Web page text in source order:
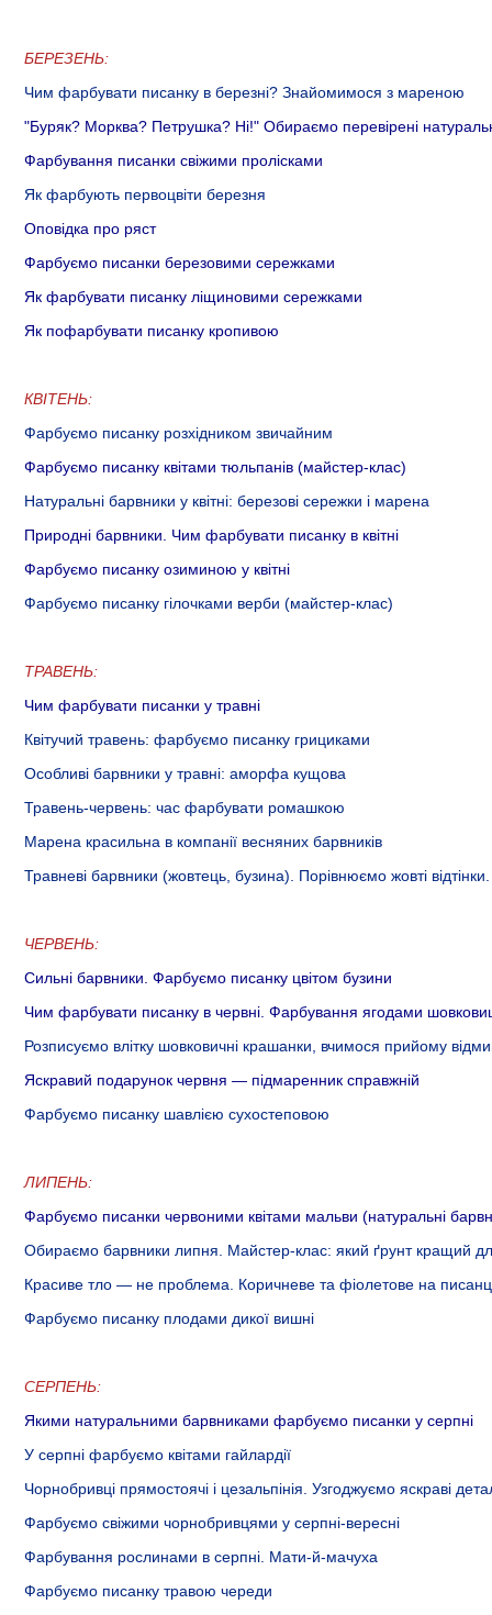
БЕРЕЗЕНЬ:
Чим фарбувати писанку в березні? Знайомимося з мареною
"Буряк? Морква? Петрушка? Ні!" Обираємо перевірені
Фарбування писанки свіжими пролісками
Як фарбують первоцвіти березня
Оповідка про ряст
Фарбуємо писанки березовими сережками
Як фарбувати писанку ліщиновими сережками
Як пофарбувати писанку кропивою
КВІТЕНЬ:
Фарбуємо писанку розхідником звичайним
Фарбуємо писанку квітами тюльпанів (майстер-клас)
Натуральні барвники у квітні: березові сережки і марена
Природні барвники. Чим фарбувати писанку в квітні
Фарбуємо писанку озиминою у квітні
Фарбуємо писанку гілочками верби (майстер-клас)
ТРАВЕНЬ:
Чим фарбувати писанки у травні
Квітучий травень: фарбуємо писанку грициками
Особливі барвники у травні: аморфа кущова
Травень-червень: час фарбувати ромашкою
Марена красильна в компанії весняних барвників
Травневі барвники (жовтець, бузина). Порівнюємо жовті
ЧЕРВЕНЬ:
Сильні барвники. Фарбуємо писанку цвітом бузини
Чим фарбувати писанку в червні. Фарбування ягодами
Розписуємо влітку шовковичні крашанки, вчимося прийому
Яскравий подарунок червня — підмаренник справжній​
Фарбуємо писанку шавлією сухостеповою
ЛИПЕНЬ:
Фарбуємо писанки червоними квітами мальви (натуральні
Обираємо барвники липня. Майстер-клас: який ґрунт кращий
Красиве тло — не проблема. Коричневе та фіолетове на
Фарбуємо писанку плодами дикої вишні
СЕРПЕНЬ:
Якими натуральними барвниками фарбуємо писанки у серпні
У серпні фарбуємо квітами гайлардії
Чорнобривці прямостоячі і цезальпінія. Узгоджуємо яскраві
Фарбуємо свіжими чорнобривцями у серпні-вересні
Фарбування рослинами в серпні. Мати-й-мачуха
Фарбуємо писанку травою череди